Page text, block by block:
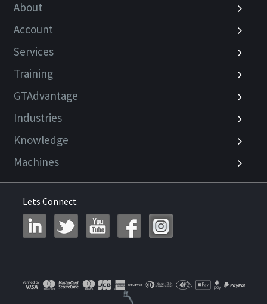
About
Account
Services
Training
GTAdvantage
Industries
Knowledge
Machines
Lets Connect